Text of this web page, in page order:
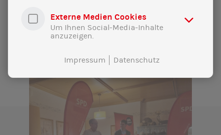
Externe Medien Cookies
Um Ihnen Social-Media-Inhalte
anzuzeigen.
Impressum Datenschutz